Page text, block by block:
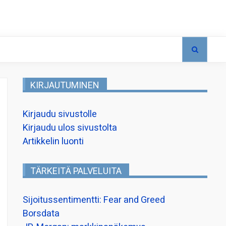
KIRJAUTUMINEN
Kirjaudu sivustolle
Kirjaudu ulos sivustolta
Artikkelin luonti
TÄRKEITÄ PALVELUITA
Sijoitussentimentti: Fear and Greed
Borsdata